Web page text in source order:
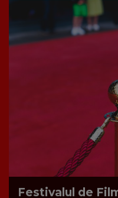
Festivalul de